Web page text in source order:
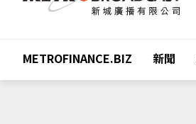
METROFINANCE.BIZ 新聞